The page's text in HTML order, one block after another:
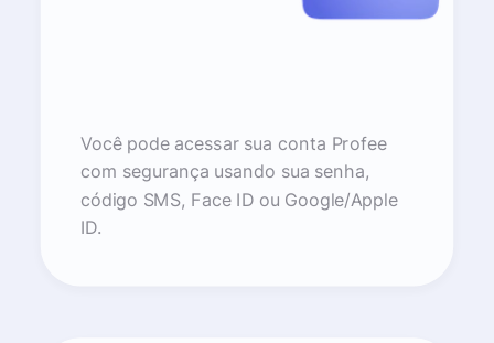
Você pode acessar sua conta Profee
com segurança usando sua senha,
código SMS, Face ID ou Google/Apple
ID.